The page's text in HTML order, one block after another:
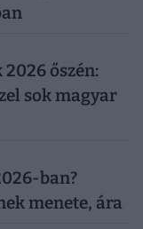
őszén:
sok magyar
ban?
menete, ára